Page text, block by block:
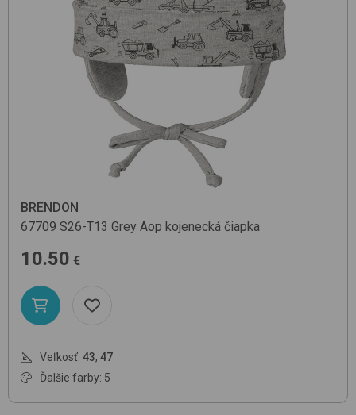
BRENDON
67709 S26-T13 Grey Aop kojenecká čiapka
10.50 €
Veľkosť: 43, 47
Ďalšie farby: 5